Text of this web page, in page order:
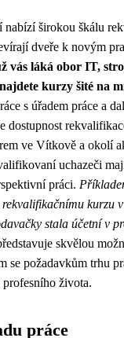
širokou škálu
dveře k novým
vás láká obor IT,
kurzy šité na
s úřadem práce a
dostupnost
ve Vítkově a okolí
uchazeči
práci.
kurzu
stala účetní v
skvělou
se požadavkům trhu
života.
práce